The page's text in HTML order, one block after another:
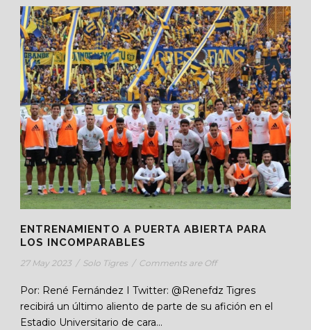
ENTRENAMIENTO A PUERTA ABIERTA PARA
LOS INCOMPARABLES
27 May 2023 / Solo Tigres / Comments are Off
Por: René Fernández I Twitter: @Renefdz Tigres
recibirá un último aliento de parte de su afición en el
Estadio Universitario de cara...